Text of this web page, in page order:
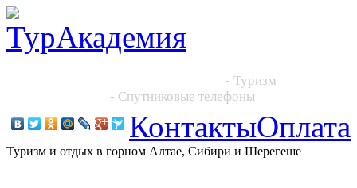
- Туризм
- Спутниковые телефоны
КонтактыОплата
Туризм и отдых в горном Алтае, Сибири и Шерегеше